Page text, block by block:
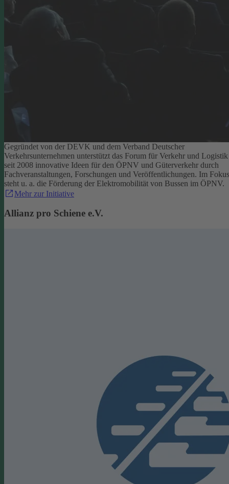
Gegründet von der DEVK und dem Verband Deutscher
Verkehrsunternehmen unterstützt das Forum für Verkehr und Logistik
seit 2008 innovative Ideen für den ÖPNV und Güterverkehr durch
Fachveranstaltungen, Forschungen und Veröffentlichungen. Im Fokus
steht u. a. die Förderung der Elektromobilität von Bussen im ÖPNV.
Mehr zur Initiative
Allianz pro Schiene e.V.